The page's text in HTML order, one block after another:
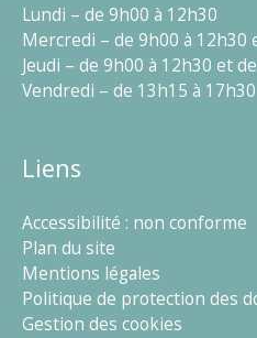
Lundi – de 9h00 à 12h30
Mercredi – de 9h00 à 12h30
Jeudi – de 9h00 à 12h30 et
Vendredi – de 13h15 à 17h30
Liens
Accessibilité : non conforme
Plan du site
Mentions légales
Politique de protection des
Gestion des cookies